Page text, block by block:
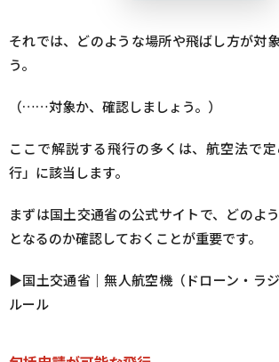
それでは、どのような場所や飛ばし方が対
う。
（……対象か、確認しましょう。）
ここで解説する飛行の多くは、航空法で
行」に該当します。
まずは国土交通省の公式サイトで、どのよ
となるのか確認しておくことが重要です。
▶︎国土交通省｜無人航空機（ドローン・ラ
ルール